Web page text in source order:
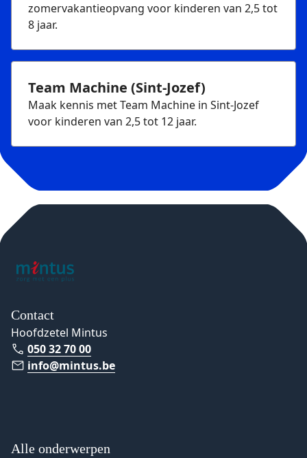
zomervakantieopvang voor kinderen van 2,5 tot
8 jaar.
Team Machine (Sint-Jozef)
Maak kennis met Team Machine in Sint-Jozef
voor kinderen van 2,5 tot 12 jaar.
Contact
Hoofdzetel Mintus
050 32 70 00
info@mintus.be
Alle onderwerpen